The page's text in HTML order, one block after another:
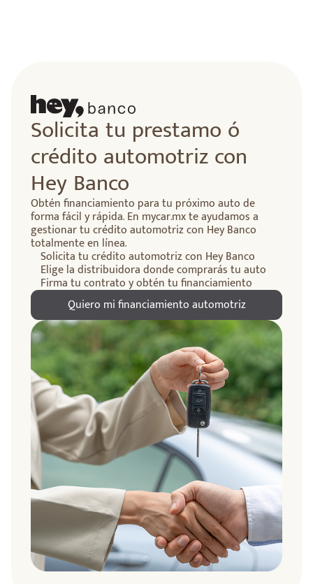
Solicita tu prestamo ó
crédito automotriz con
Hey Banco
Obtén financiamiento para tu próximo auto de
forma fácil y rápida. En mycar.mx te ayudamos a
gestionar tu crédito automotriz con Hey Banco
totalmente en línea.
Solicita tu crédito automotriz con Hey Banco
Elige la distribuidora donde comprarás tu auto
Firma tu contrato y obtén tu financiamiento
Quiero mi financiamiento automotriz